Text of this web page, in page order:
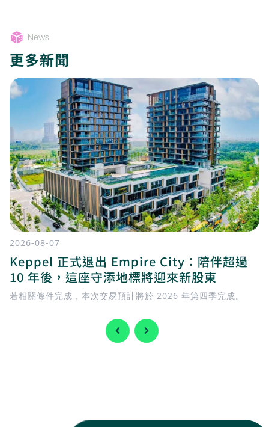
News
更多新聞
2026-08-07
Keppel 正式退出 Empire City：陪伴超過
10 年後，這座守添地標將迎來新股東
若相關條件完成，本次交易預計將於 2026 年第四季完成。